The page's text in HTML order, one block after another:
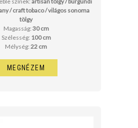
/ craft tobaco / világos sonoma
tölgy
Magasság: 30 cm
Szélesség: 100 cm
Mélység: 22 cm
MEGNÉZEM